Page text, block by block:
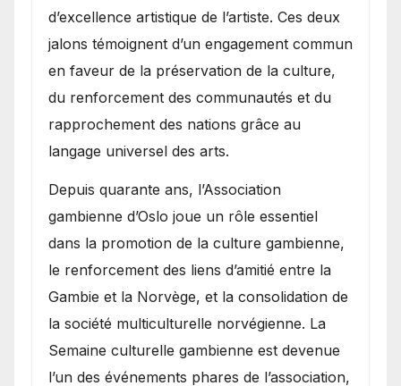
d’excellence artistique de l’artiste. Ces deux
jalons témoignent d’un engagement commun
en faveur de la préservation de la culture,
du renforcement des communautés et du
rapprochement des nations grâce au
langage universel des arts.
​Depuis quarante ans, l’Association
gambienne d’Oslo joue un rôle essentiel
dans la promotion de la culture gambienne,
le renforcement des liens d’amitié entre la
Gambie et la Norvège, et la consolidation de
la société multiculturelle norvégienne. La
Semaine culturelle gambienne est devenue
l’un des événements phares de l’association,